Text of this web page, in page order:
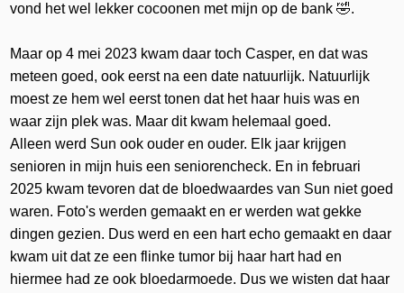
vond het wel lekker cocoonen met mijn op de bank 🤣.
Maar op 4 mei 2023 kwam daar toch Casper, en dat was
meteen goed, ook eerst na een date natuurlijk. Natuurlijk
moest ze hem wel eerst tonen dat het haar huis was en
waar zijn plek was. Maar dit kwam helemaal goed.
Alleen werd Sun ook ouder en ouder. Elk jaar krijgen
senioren in mijn huis een seniorencheck. En in februari
2025 kwam tevoren dat de bloedwaardes van Sun niet goed
waren. Foto's werden gemaakt en er werden wat gekke
dingen gezien. Dus werd en een hart echo gemaakt en daar
kwam uit dat ze een flinke tumor bij haar hart had en
hiermee had ze ook bloedarmoede. Dus we wisten dat haar